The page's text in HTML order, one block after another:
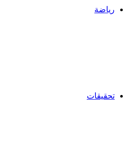
رياضة
تحقيقات